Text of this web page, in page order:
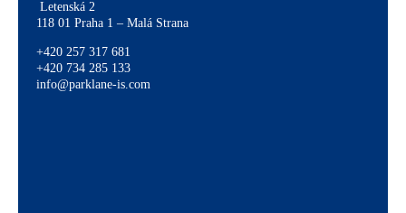
Letenská 2
118 01 Praha 1 – Malá Strana
+420 257 317 681
+420 734 285 133
info@parklane-is.com